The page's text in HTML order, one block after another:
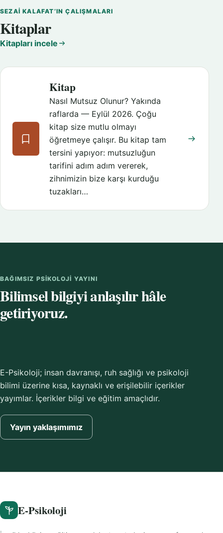
SEZAI KALAFAT’IN ÇALIŞMALARI
Kitaplar
Kitapları incele
Kitap
Nasıl Mutsuz Olunur? Yakında
raflarda — Eylül 2026. Çoğu
kitap size mutlu olmayı
öğretmeye çalışır. Bu kitap tam
tersini yapıyor: mutsuzluğun
tarifini adım adım vererek,
zihnimizin bize karşı kurduğu
tuzakları…
BAĞIMSIZ PSIKOLOJI YAYINI
Bilimsel bilgiyi anlaşılır hâle
getiriyoruz.
E-Psikoloji; insan davranışı, ruh sağlığı ve psikoloji
bilimi üzerine kısa, kaynaklı ve erişilebilir içerikler
yayımlar. İçerikler bilgi ve eğitim amaçlıdır.
Yayın yaklaşımımız
E-Psikoloji